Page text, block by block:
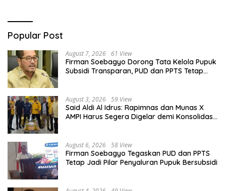
Popular Post
August 7, 2026 61 View
Firman Soebagyo Dorong Tata Kelola Pupuk
Subsidi Transparan, PUD dan PPTS Tetap
August 3, 2026 59 View
Said Aldi Al Idrus: Rapimnas dan Munas X
AMPI Harus Segera Digelar demi Konsolidasi
August 6, 2026 58 View
Firman Soebagyo Tegaskan PUD dan PPTS
Tetap Jadi Pilar Penyaluran Pupuk Bersubsidi